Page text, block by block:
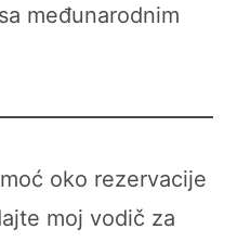
međunarodnim
oko rezervacije
moj vodič za